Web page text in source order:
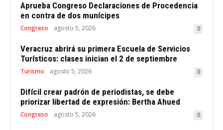
Aprueba Congreso Declaraciones de Procedencia
en contra de dos munícipes
Congreso agosto 5, 2026 0
Veracruz abrirá su primera Escuela de Servicios
Turísticos: clases inician el 2 de septiembre
Turismo agosto 5, 2026 0
Difícil crear padrón de periodistas, se debe
priorizar libertad de expresión: Bertha Ahued
Congreso agosto 5, 2026 0